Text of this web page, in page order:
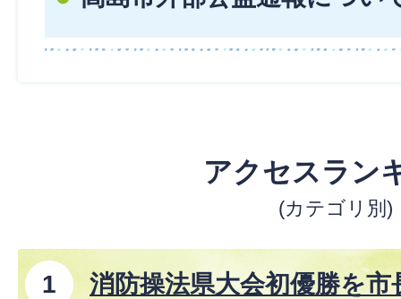
アクセスラン
(カテゴリ別)
消防操法県大会初優勝を市